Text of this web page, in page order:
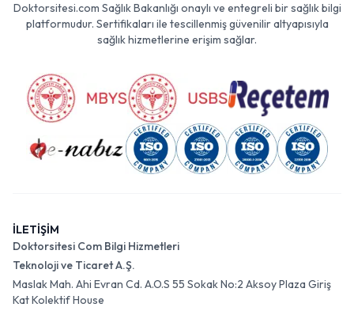
Doktorsitesi.com Sağlık Bakanlığı onaylı ve entegreli bir sağlık bilgi
platformudur. Sertifikaları ile tescillenmiş güvenilir altyapısıyla
sağlık hizmetlerine erişim sağlar.
İLETİŞİM
Doktorsitesi Com Bilgi Hizmetleri
Teknoloji ve Ticaret A.Ş.
Maslak Mah. Ahi Evran Cd. A.O.S 55 Sokak No:2 Aksoy Plaza Giriş
Kat Kolektif House